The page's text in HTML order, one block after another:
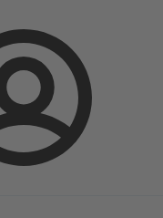
ล็อกอิน
HERA-BHT